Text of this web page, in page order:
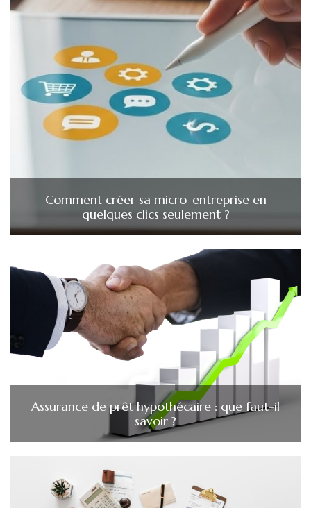
Comment créer sa micro-entreprise en
quelques clics seulement ?
Assurance de prêt hypothécaire : que faut-il
savoir ?